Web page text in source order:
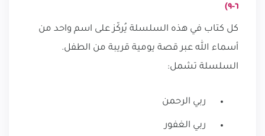
٦-٩)
كل كتاب في هذه السلسلة يُركّز على اسم واحد من
أسماء الله عبر قصة يومية قريبة من الطفل.
السلسلة تشمل:
ربي الرحمن
ربي الغفور